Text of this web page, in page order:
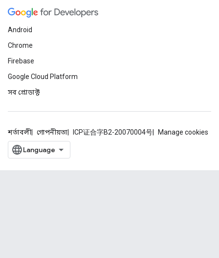
Android
Chrome
Firebase
Google Cloud Platform
সব প্রোডাক্ট
শর্তাবলী গোপনীয়তা ICP证合字B2-20070004号 Manage cookies